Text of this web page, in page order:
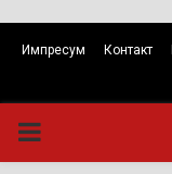
Импресум Контакт
PRIMARY